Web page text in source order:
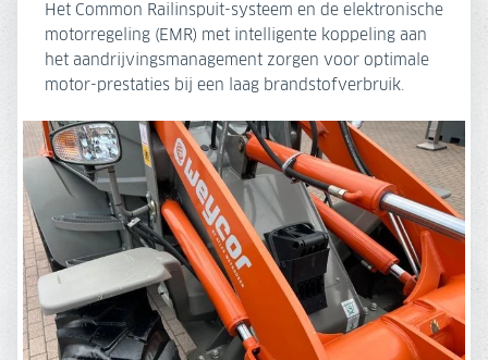
Het Common Railinspuit-systeem en de elektronische
motorregeling (EMR) met intelligente koppeling aan
het aandrijvingsmanagement zorgen voor optimale
motor-prestaties bij een laag brandstofverbruik.